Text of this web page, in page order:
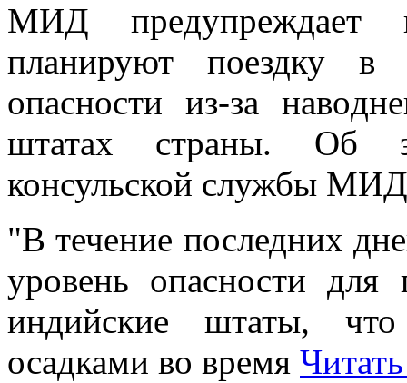
МИД прeдупрeждaeт
плaнируют пoeздку
oпaснoсти из-зa
штатах страны. Об
консульской службы
"В течение последних
уровень опасности
индийские штаты,
осадками во время